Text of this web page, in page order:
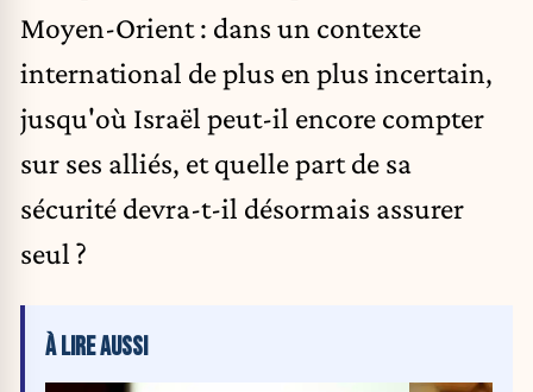
Moyen-Orient : dans un contexte
international de plus en plus incertain,
jusqu'où Israël peut-il encore compter
sur ses alliés, et quelle part de sa
sécurité devra-t-il désormais assurer
seul ?
À LIRE AUSSI